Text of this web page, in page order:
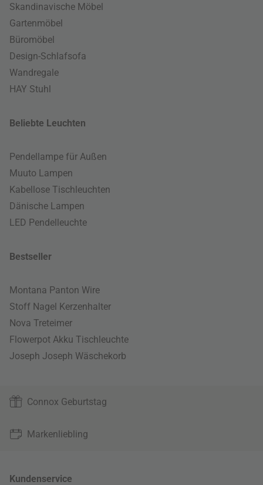
Skandinavische Möbel
Gartenmöbel
Büromöbel
Design-Schlafsofa
Wandregale
HAY Stuhl
Beliebte Leuchten
Pendellampe für Außen
Muuto Lampen
Kabellose Tischleuchten
Dänische Lampen
LED Pendelleuchte
Bestseller
Montana Panton Wire
Stoff Nagel Kerzenhalter
Nova Treteimer
Flowerpot Akku Tischleuchte
Joseph Joseph Wäschekorb
Connox Geburtstag
Markenliebling
Kundenservice